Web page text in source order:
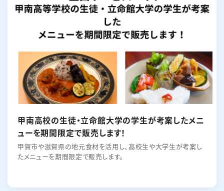
甲南高校の生徒・立命館大学の学生が考案したメニ
ューを期間限定で販売します！
甲賀市や滋賀県の地元食材を活用し、高校生や大学生が考案し
たメニューを期間限定で販売します。